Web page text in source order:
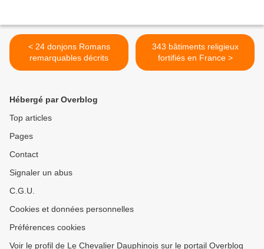
< 24 donjons Romans
remarquables décrits
343 bâtiments religieux
fortifiés en France >
Hébergé par Overblog
Top articles
Pages
Contact
Signaler un abus
C.G.U.
Cookies et données personnelles
Préférences cookies
Voir le profil de Le Chevalier Dauphinois sur le portail Overblog